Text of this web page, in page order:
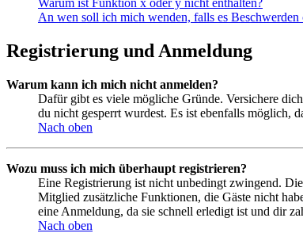
An wen soll ich mich wenden, falls es
Registrierung und Anmeldung
Warum kann ich mich nicht anmelden?
Dafür gibt es viele mögliche Gründe. Versichere
du nicht gesperrt wurdest. Es ist ebenfalls möglich,
Nach oben
Wozu muss ich mich überhaupt registrieren?
Eine Registrierung ist nicht unbedingt zwingend.
Mitglied zusätzliche Funktionen, die Gäste nicht
eine Anmeldung, da sie schnell erledigt ist und dir
Nach oben